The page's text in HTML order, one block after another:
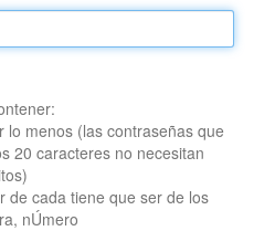
lo menos (las contraseñas que
20 caracteres no necesitan
de cada tiene que ser de los
nÚmero